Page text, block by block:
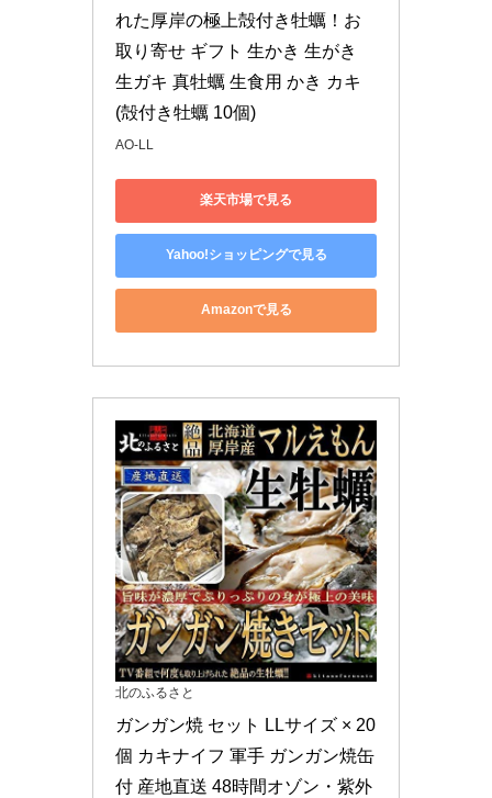
れた厚岸の極上殻付き牡蠣！お
取り寄せ ギフト 生かき 生がき
生ガキ 真牡蠣 生食用 かき カキ
(殻付き牡蠣 10個)
AO-LL
楽天市場で見る
Yahoo!ショッピングで見る
Amazonで見る
北のふるさと
ガンガン焼 セット LLサイズ × 20
個 カキナイフ 軍手 ガンガン焼缶
付 産地直送 48時間オゾン・紫外